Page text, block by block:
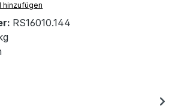
hinzufügen
RS16010.144